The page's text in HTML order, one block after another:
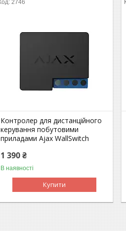
2746
Контролер для дистанційного
керування побутовими
приладами Ajax WallSwitch
1 390 ₴
В наявності
Купити